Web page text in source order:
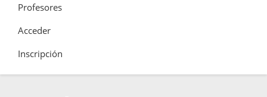
Incendis
Profesores
Acceder
Inscripción